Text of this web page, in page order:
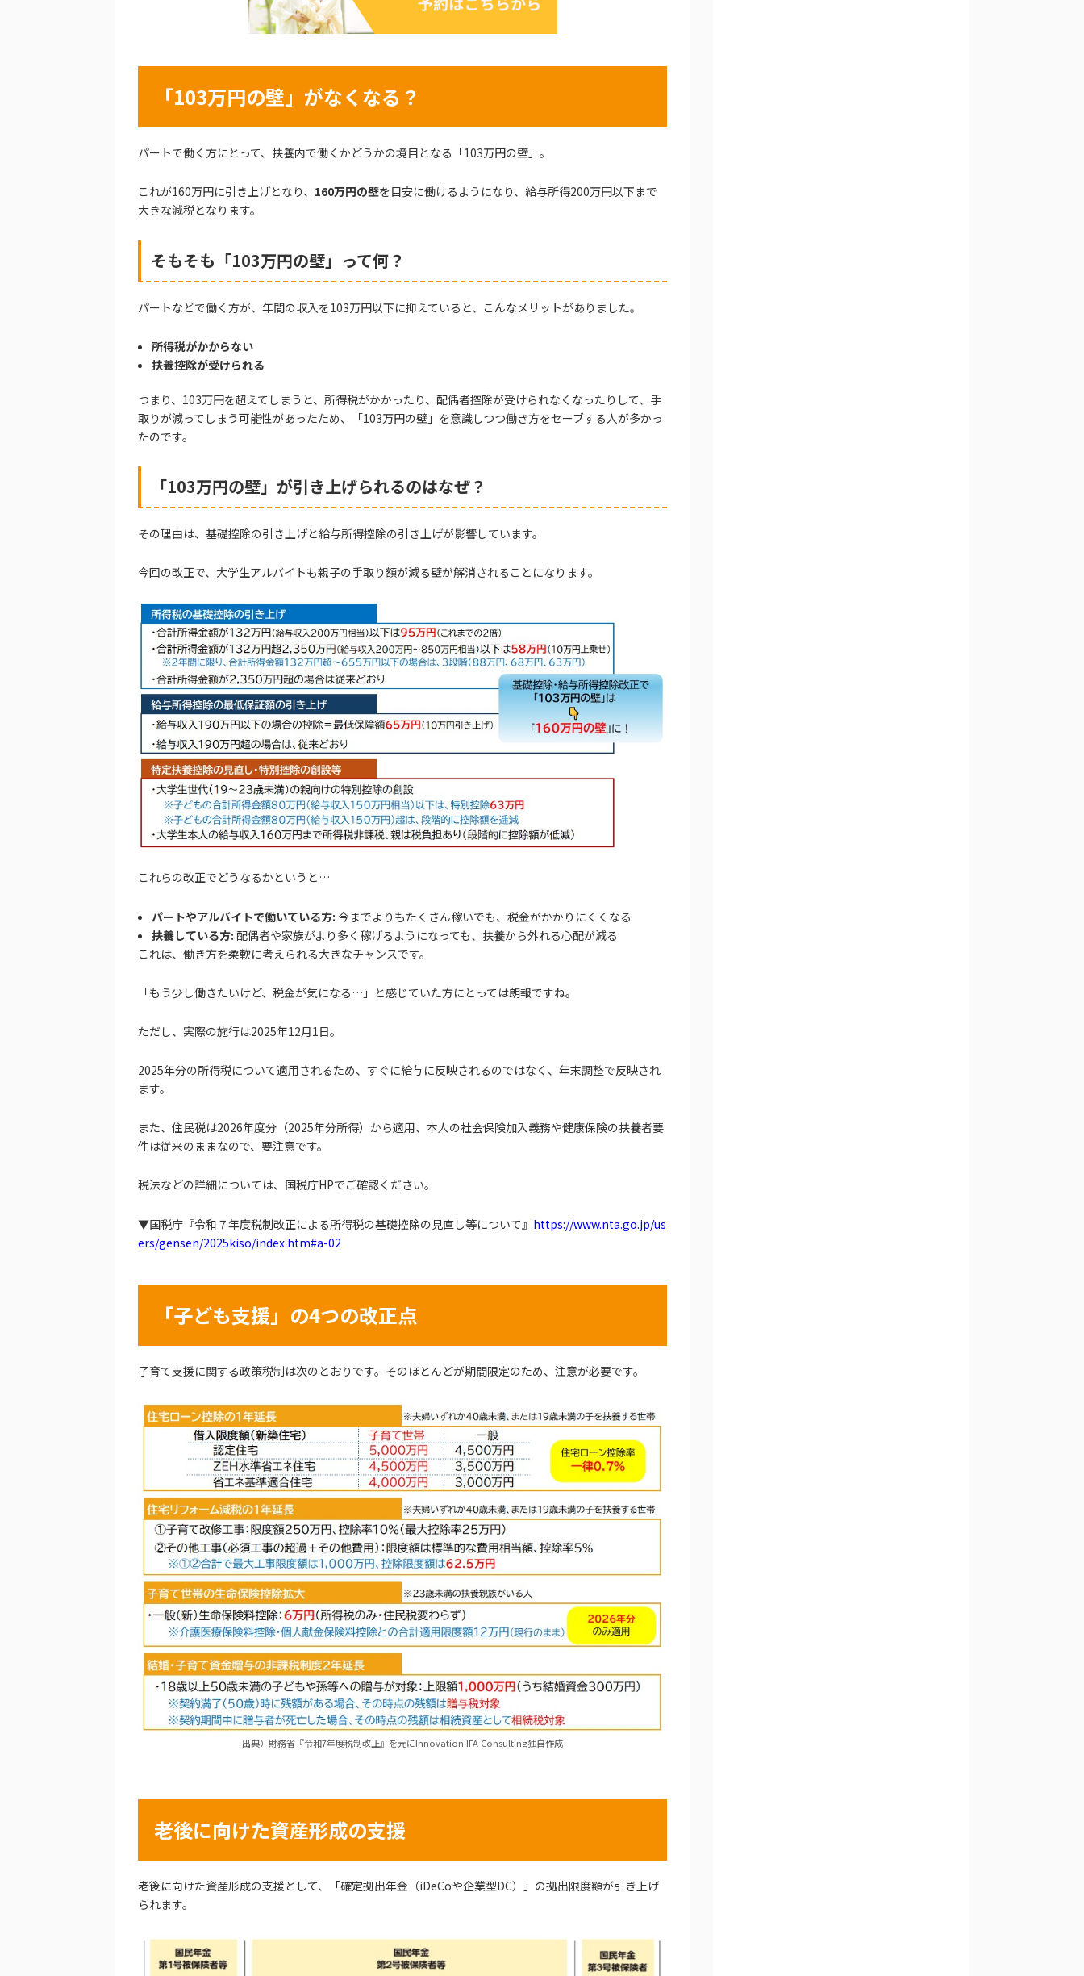
「103万円の壁」がなくなる？
パートで働く方にとって、扶養内で働くかどうかの境目となる「103万円の壁」。
これが160万円に引き上げとなり、 160万円の壁を目安に働けるようになり、給与所得200万円以下まで
大きな減税となります。
そもそも「103万円の壁」って何？
パートなどで働く方が、年間の収入を103万円以下に抑えていると、こんなメリットがありました。
所得税がかからない
扶養控除が受けられる
つまり、103万円を超えてしまうと、所得税がかかったり、配偶者控除が受けられなくなったりして、手
取りが減ってしまう可能性があったため、「103万円の壁」を意識しつつ働き方をセーブする人が多かっ
たのです。
「103万円の壁」が引き上げられるのはなぜ？
その理由は、基礎控除の引き上げと給与所得控除の引き上げが影響しています。
今回の改正で、大学生アルバイトも親子の手取り額が減る壁が解消されることになります。
これらの改正でどうなるかというと…
パートやアルバイトで働いている方: 今までよりもたくさん稼いでも、税金がかかりにくくなる
扶養している方: 配偶者や家族がより多く稼げるようになっても、扶養から外れる心配が減る
これは、働き方を柔軟に考えられる大きなチャンスです。
「もう少し働きたいけど、税金が気になる…」と感じていた方にとっては朗報ですね。
ただし、実際の施行は2025年12月1日。
2025年分の所得税について適用されるため、すぐに給与に反映されるのではなく、年末調整で反映され
ます。
また、住民税は2026年度分（2025年分所得）から適用、本人の社会保険加入義務や健康保険の扶養者要
件は従来のままなので、要注意です。
税法などの詳細については、国税庁HPでご確認ください。
▼国税庁『令和７年度税制改正による所得税の基礎控除の見直し等について』 https://www.nta.go.jp/us
ers/gensen/2025kiso/index.htm#a-02
「子ども支援」の4つの改正点
子育て支援に関する政策税制は次のとおりです。そのほとんどが期間限定のため、注意が必要です。
出典）財務省『令和7年度税制改正』を元にInnovation IFA Consulting独自作成
老後に向けた資産形成の支援
老後に向けた資産形成の支援として、「確定拠出年金（iDeCoや企業型DC）」の拠出限度額が引き上げ
られます。